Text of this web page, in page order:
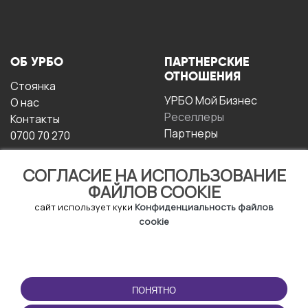
СОГЛАСИЕ НА ИСПОЛЬЗОВАНИЕ
ФАЙЛОВ COOKIE
сайт использует куки Конфиденциальность файлов
cookie
ПОНЯТНО
ОБ УРБО
Стоянка
О нас
Контакты
0700 70 270
ПАРТНЕРСКИЕ
ОТНОШЕНИЯ
УРБО Мой Бизнес
Реселлеры
Партнеры
ЭКСПЛУАТАЦИИ
Условия и положения
ПРИЛОЖЕНИЕ